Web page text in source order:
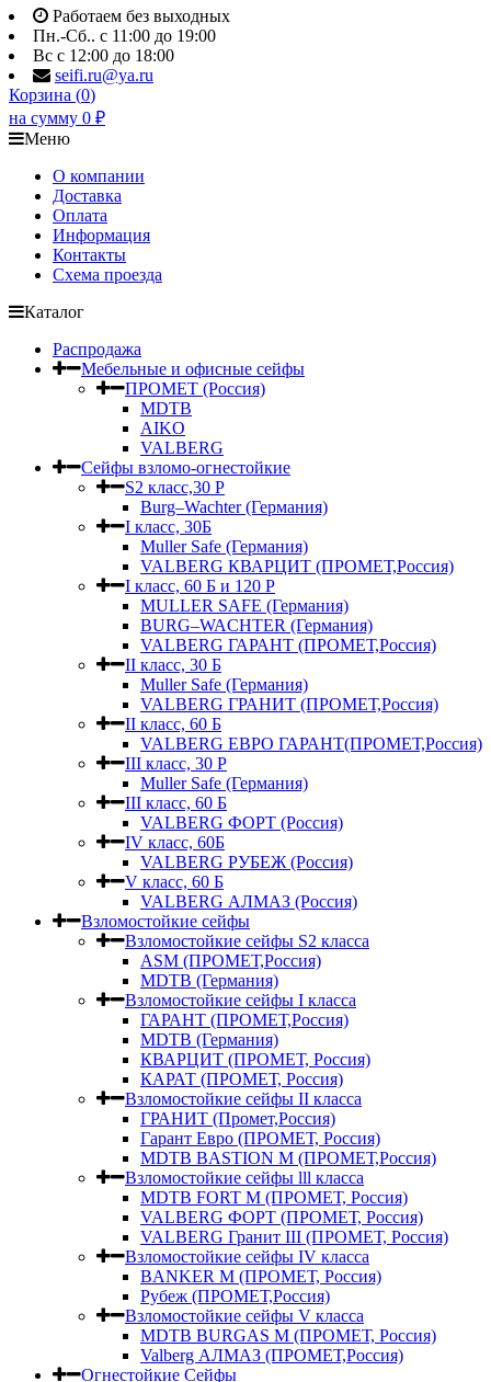
Работаем без выходных
Пн.-Сб.. с 11:00 до 19:00
Вс с 12:00 до 18:00
seifi.ru@ya.ru
Корзина (0)
на сумму 0 ₽
Меню
О компании
Доставка
Оплата
Информация
Контакты
Схема проезда
Каталог
Распродажа
Мебельные и офисные сейфы
ПРОМЕТ (Россия)
MDTB
AIKO
VALBERG
Сейфы взломо-огнестойкие
S2 класс,30 Р
Burg–Wachter (Германия)
I класс, 30Б
Muller Safe (Германия)
VALBERG КВАРЦИТ (ПРОМЕТ,Россия)
I класс, 60 Б и 120 Р
MULLER SAFE (Германия)
BURG–WACHTER (Германия)
VALBERG ГАРАНТ (ПРОМЕТ,Россия)
II класс, 30 Б
Muller Safe (Германия)
VALBERG ГРАНИТ (ПРОМЕТ,Россия)
II класс, 60 Б
VALBERG ЕВРО ГАРАНТ(ПРОМЕТ,Россия)
III класс, 30 Р
Muller Safe (Германия)
III класс, 60 Б
VALBERG ФОРТ (Россия)
IV класс, 60Б
VALBERG РУБЕЖ (Россия)
V класс, 60 Б
VALBERG АЛМАЗ (Россия)
Взломостойкие сейфы
Взломостойкие сейфы S2 класса
ASM (ПРОМЕТ,Россия)
MDTB (Германия)
Взломостойкие сейфы I класса
ГАРАНТ (ПРОМЕТ,Россия)
MDTB (Германия)
КВАРЦИТ (ПРОМЕТ, Россия)
КАРАТ (ПРОМЕТ, Россия)
Взломостойкие сейфы II класса
ГРАНИТ (Промет,Россия)
Гарант Евро (ПРОМЕТ, Россия)
MDTB BASTION M (ПРОМЕТ,Россия)
Взломостойкие сейфы lll класса
MDTB FORT M (ПРОМЕТ, Россия)
VALBERG ФОРТ (ПРОМЕТ, Россия)
VALBERG Гранит III (ПРОМЕТ, Россия)
Взломостойкие сейфы IV класса
BANKER M (ПРОМЕТ, Россия)
Рубеж (ПРОМЕТ,Россия)
Взломостойкие сейфы V класса
MDTB BURGAS M (ПРОМЕТ, Россия)
Valberg АЛМАЗ (ПРОМЕТ,Россия)
Огнестойкие Сейфы